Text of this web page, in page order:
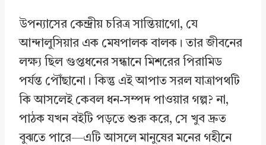
উপন্যাসের কেন্দ্রীয় চরিত্র সান্তিয়াগো, যে
আন্দালুসিয়ার এক মেষপালক বালক। তার জীবনের
লক্ষ্য ছিল গুপ্তধনের সন্ধানে মিশরের পিরামিড
পর্যন্ত পৌঁছানো। কিন্তু এই আপাত সরল যাত্রাপথটি
কি আসলেই কেবল ধন-সম্পদ পাওয়ার গল্প? না,
পাঠক যখন বইটি পড়তে শুরু করে, সে খুব দ্রুত
বুঝতে পারে—এটি আসলে মানুষের মনের গহীনে